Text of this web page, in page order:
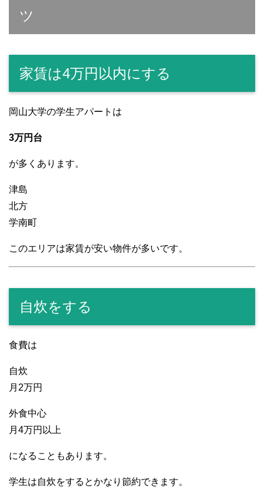
ツ
家賃は4万円以内にする
岡山大学の学生アパートは
3万円台
が多くあります。
津島
北方
学南町
このエリアは家賃が安い物件が多いです。
自炊をする
食費は
自炊
月2万円
外食中心
月4万円以上
になることもあります。
学生は自炊をするとかなり節約できます。